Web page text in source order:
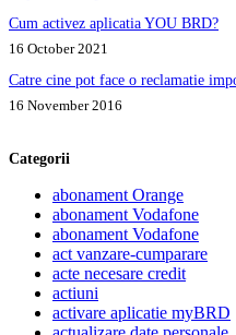
Cum activez aplicatia YOU BRD?
16 October 2021
Catre cine pot face o reclamatie
16 November 2016
Categorii
abonament Orange
abonament Vodafone
abonament Vodafone
act vanzare-cumparare
acte necesare credit
actiuni
activare aplicatie myBRD